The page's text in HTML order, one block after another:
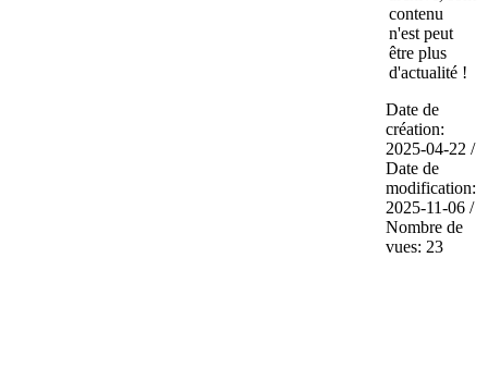
contenu
n'est peut
être plus
d'actualité !
Date de
création:
2025-04-22 /
Date de
modification:
2025-11-06 /
Nombre de
vues: 23